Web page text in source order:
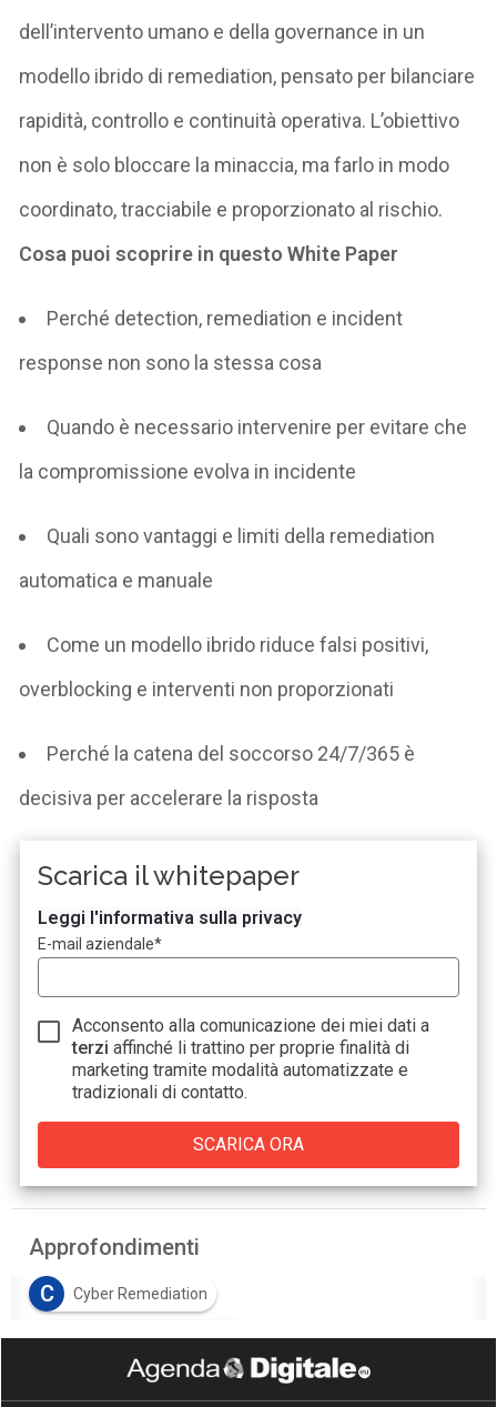
dell’intervento umano e della governance in un
modello ibrido di remediation, pensato per bilanciare
rapidità, controllo e continuità operativa. L’obiettivo
non è solo bloccare la minaccia, ma farlo in modo
coordinato, tracciabile e proporzionato al rischio.
Cosa puoi scoprire in questo White Paper
Perché detection, remediation e incident
response non sono la stessa cosa
Quando è necessario intervenire per evitare che
la compromissione evolva in incidente
Quali sono vantaggi e limiti della remediation
automatica e manuale
Come un modello ibrido riduce falsi positivi,
overblocking e interventi non proporzionati
Perché la catena del soccorso 24/7/365 è
decisiva per accelerare la risposta
Scarica il whitepaper
Leggi l'informativa sulla privacy
E-mail aziendale*
Acconsento alla comunicazione dei miei dati a
terzi affinché li trattino per proprie finalità di
marketing tramite modalità automatizzate e
tradizionali di contatto.
Approfondimenti
C
Cyber Remediation
D detection vs remediation
Security Managed Services